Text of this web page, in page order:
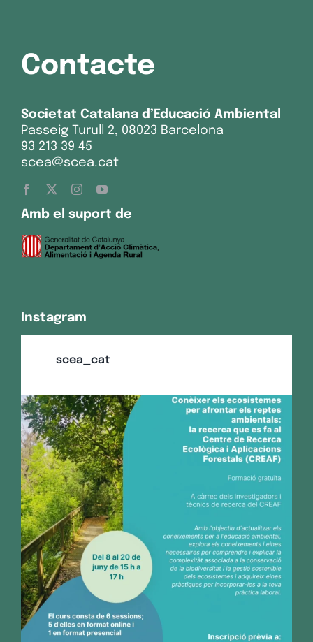
Contacte
Societat Catalana d’Educació Ambiental
Passeig Turull 2, 08023 Barcelona
93 213 39 45
scea@scea.cat
Amb el suport de
Instagram
scea_cat